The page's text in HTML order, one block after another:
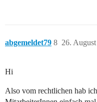
abgemeldet79 26.
8
Hi
Also vom rechtlichen hab